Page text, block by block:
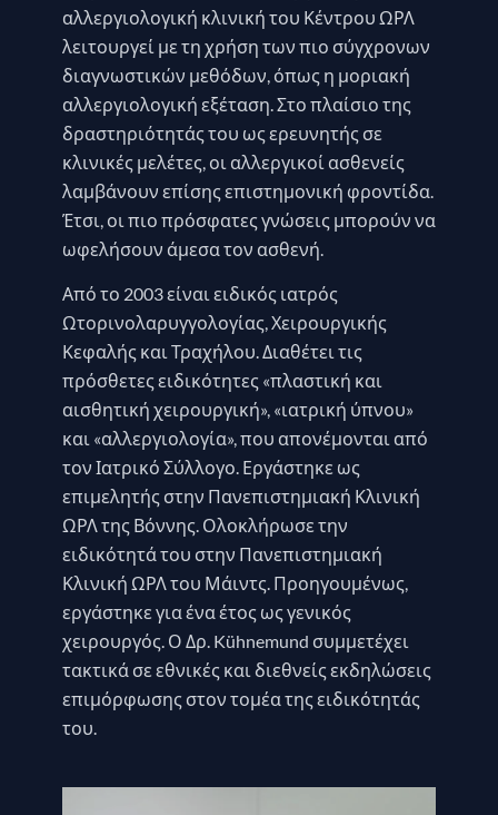
αλλεργιολογική κλινική του Κέντρου ΩΡΛ
λειτουργεί με τη χρήση των πιο σύγχρονων
διαγνωστικών μεθόδων, όπως η μοριακή
αλλεργιολογική εξέταση. Στο πλαίσιο της
δραστηριότητάς του ως ερευνητής σε
κλινικές μελέτες, οι αλλεργικοί ασθενείς
λαμβάνουν επίσης επιστημονική φροντίδα.
Έτσι, οι πιο πρόσφατες γνώσεις μπορούν να
ωφελήσουν άμεσα τον ασθενή.
Από το 2003 είναι ειδικός ιατρός
Ωτορινολαρυγγολογίας, Χειρουργικής
Κεφαλής και Τραχήλου. Διαθέτει τις
πρόσθετες ειδικότητες «πλαστική και
αισθητική χειρουργική», «ιατρική ύπνου»
και «αλλεργιολογία», που απονέμονται από
τον Ιατρικό Σύλλογο. Εργάστηκε ως
επιμελητής στην Πανεπιστημιακή Κλινική
ΩΡΛ της Βόννης. Ολοκλήρωσε την
ειδικότητά του στην Πανεπιστημιακή
Κλινική ΩΡΛ του Μάιντς. Προηγουμένως,
εργάστηκε για ένα έτος ως γενικός
χειρουργός. Ο Δρ. Kühnemund συμμετέχει
τακτικά σε εθνικές και διεθνείς εκδηλώσεις
επιμόρφωσης στον τομέα της ειδικότητάς
του.